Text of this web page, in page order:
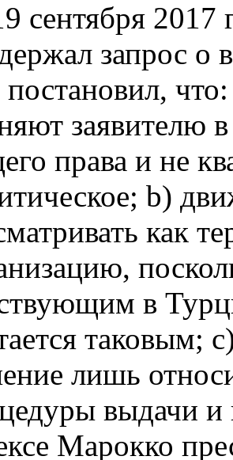
сентября 2017
запрос о
заявителю
права и не
b)
как
в
таковым;
лишь
выдачи и
Марокко